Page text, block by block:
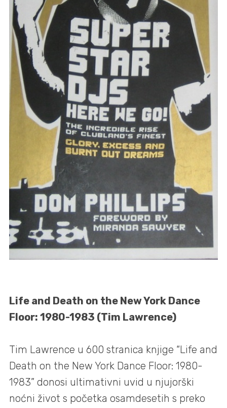
Life and Death on the New York Dance
Floor: 1980-1983 (Tim Lawrence)
Tim Lawrence u 600 stranica knjige “Life and
Death on the New York Dance Floor: 1980-
1983” donosi ultimativni uvid u njujorški
noćni život s početka osamdesetih s preko